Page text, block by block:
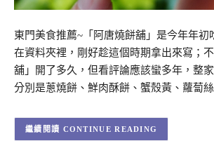
東門美食推薦~「阿唐燒餅舖」是今年年初
在資料夾裡，剛好趁這個時期拿出來寫；
舖」開了多久，但看評論應該蠻多年，整
分別是蔥燒餅、鮮肉酥餅、蟹殼黃、蘿蔔
CONTINUE READING